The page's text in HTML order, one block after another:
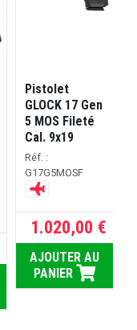
Pistolet
GLOCK 17 Gen
5 MOS Fileté
Cal. 9x19
Réf. :
G17G5MOSF
1.020,00 €
AJOUTER AU
PANIER